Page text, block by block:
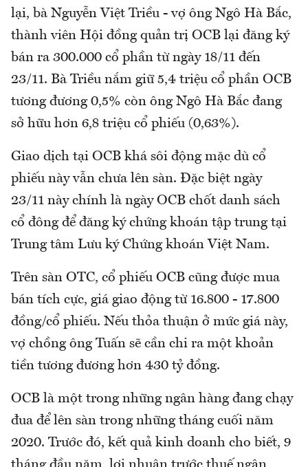
lại, bà Nguyễn Việt Triều - vợ ông Ngô Hà Bắc,
thành viên Hội đồng quản trị OCB lại đăng ký
bán ra 300.000 cổ phần từ ngày 18/11 đến
23/11. Bà Triều nắm giữ 5,4 triệu cổ phần OCB
tương đương 0,5% còn ông Ngô Hà Bắc đang
sở hữu hơn 6,8 triệu cổ phiếu (0,63%).
Giao dịch tại OCB khá sôi động mặc dù cổ
phiếu này vẫn chưa lên sàn. Đặc biệt ngày
23/11 này chính là ngày OCB chốt danh sách
cổ đông để đăng ký chứng khoán tập trung tại
Trung tâm Lưu ký Chứng khoán Việt Nam.
Trên sàn OTC, cổ phiếu OCB cũng được mua
bán tích cực, giá giao động từ 16.800 - 17.800
đồng/cổ phiếu. Nếu thỏa thuận ở mức giá này,
vợ chồng ông Tuấn sẽ cần chi ra một khoản
tiền tương đương hơn 430 tỷ đồng.
OCB là một trong những ngân hàng đang chạy
đua để lên sàn trong những tháng cuối năm
2020. Trước đó, kết quả kinh doanh cho biết, 9